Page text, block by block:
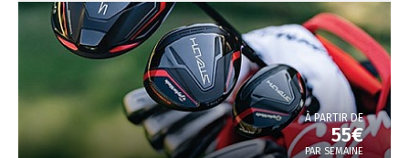
À PARTIR DE
55€
PAR SEMAINE